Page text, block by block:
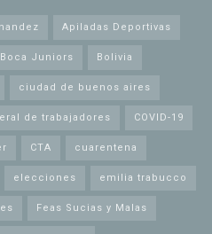
Apiladas Deportivas
Boca Juniors Bolivia
ciudad de buenos aires
de trabajadores COVID-19
CTA cuarentena
elecciones emilia trabucco
Feas Sucias y Malas